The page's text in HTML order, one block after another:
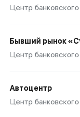
Центр
Бывший рынок
Центр
Автоцентр
Центр